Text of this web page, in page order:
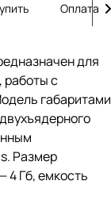
Оплата
для
работы с
габаритами
Размер
4 Гб, емкость